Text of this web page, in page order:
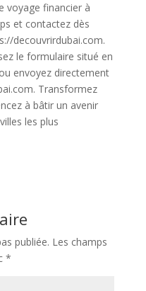
voyage financier à
et contactez dès
decouvrirdubai.com.
le formulaire situé en
envoyez directement
Transformez
à bâtir un avenir
les plus
publiée. Les champs
*